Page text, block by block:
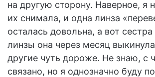
на другую сторону. Наверное, я
их снимала, и одна линза
осталась довольна, а вот
линзы она через месяц
другие чуть дороже. Не знаю, с
связано, но я однозначно буду